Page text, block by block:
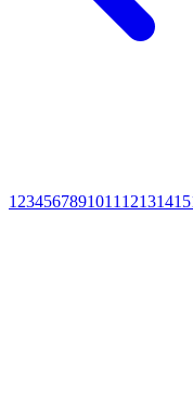
1 234567891011 12131415